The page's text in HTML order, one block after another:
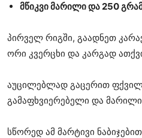
მწიკვი მარილი და 250
პირველ რიგში, გაადნეთ
ორი კვერცხი და კარგად
აუცილებლად გაცერით
გამაფხვიერებელი და
სწორედ ამ მარტივი